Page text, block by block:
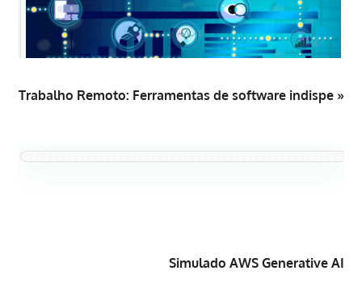
Trabalho Remoto: Ferramentas de software indispe »
Simulado AWS Generative AI